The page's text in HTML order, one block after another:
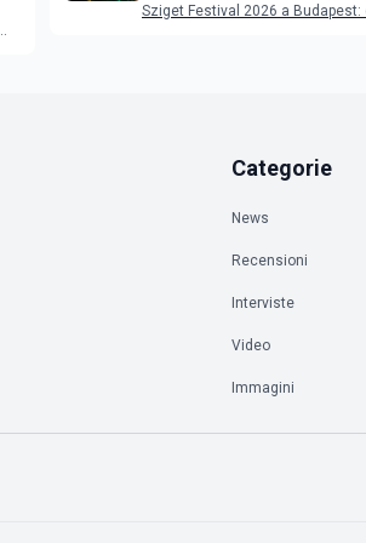
Sziget Festival 2026 a
Categorie
News
Recensioni
Interviste
Video
Immagini